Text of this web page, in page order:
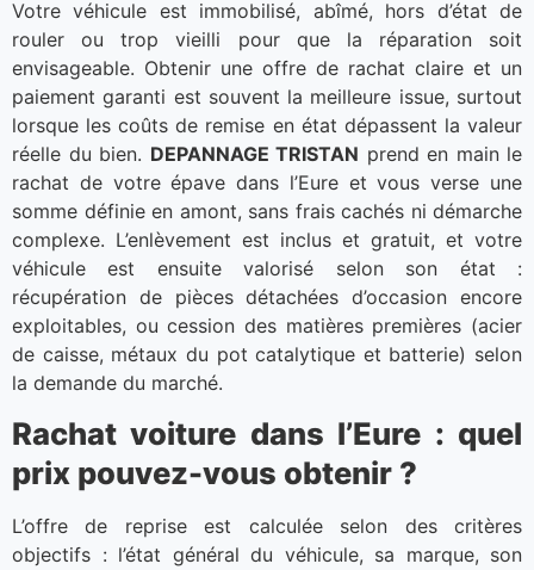
Votre véhicule est immobilisé, abîmé, hors d’état de
rouler ou trop vieilli pour que la réparation soit
envisageable. Obtenir une offre de rachat claire et un
paiement garanti est souvent la meilleure issue, surtout
lorsque les coûts de remise en état dépassent la valeur
réelle du bien. DEPANNAGE TRISTAN prend en main le
rachat de votre épave dans l’Eure et vous verse une
somme définie en amont, sans frais cachés ni démarche
complexe. L’enlèvement est inclus et gratuit, et votre
véhicule est ensuite valorisé selon son état :
récupération de pièces détachées d’occasion encore
exploitables, ou cession des matières premières (acier
de caisse, métaux du pot catalytique et batterie) selon
la demande du marché.
Rachat voiture dans l’Eure : quel
prix pouvez-vous obtenir ?
L’offre de reprise est calculée selon des critères
objectifs : l’état général du véhicule, sa marque, son